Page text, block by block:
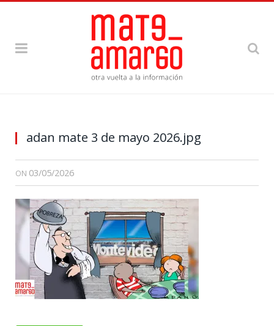
adan mate 3 de mayo 2026.jpg
ON 03/05/2026